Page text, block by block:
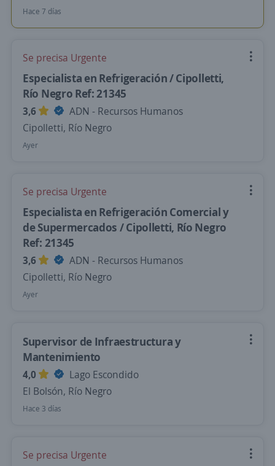
Hace 7 días
Se precisa Urgente
Especialista en Refrigeración / Cipolletti,
Río Negro Ref: 21345
3,6
ADN - Recursos Humanos
Cipolletti, Río Negro
Ayer
Se precisa Urgente
Especialista en Refrigeración Comercial y
de Supermercados / Cipolletti, Río Negro
Ref: 21345
3,6
ADN - Recursos Humanos
Cipolletti, Río Negro
Ayer
Supervisor de Infraestructura y
Mantenimiento
4,0
Lago Escondido
El Bolsón, Río Negro
Hace 3 días
Se precisa Urgente